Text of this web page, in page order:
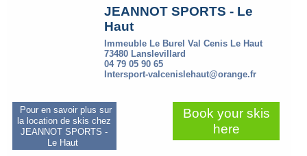
JEANNOT SPORTS - Le
Haut
Immeuble Le Burel Val Cenis Le Haut
73480 Lanslevillard
04 79 05 90 65
Intersport-valcenislehaut@orange.fr
Pour en savoir plus sur
la location de skis chez
JEANNOT SPORTS -
Le Haut
Book your skis
here